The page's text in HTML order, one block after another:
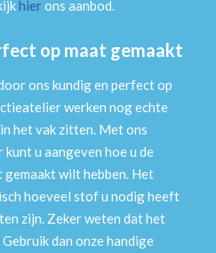
hierons aanbod.
op maat gemaakt
ons kundig en perfect op
werken nog echte
het vak zitten. Met ons
u aangeven hoe u de
wilt hebben. Het
hoeveel stof u nodig heeft
zijn. Zeker weten dat het
dan onze handige